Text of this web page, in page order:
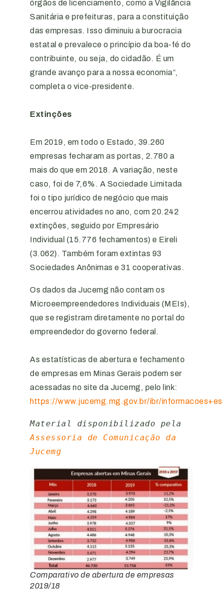
órgãos de licenciamento, como a Vigilância
Sanitária e prefeituras, para a constituição
das empresas. Isso diminuiu a burocracia
estatal e prevalece o princípio da boa-fé do
contribuinte, ou seja, do cidadão. É um
grande avanço para a nossa economia”,
completa o vice-presidente.
Extinções
Em 2019, em todo o Estado, 39.260
empresas fecharam as portas, 2.780 a
mais do que em 2018. A variação, neste
caso, foi de 7,6%. A Sociedade Limitada
foi o tipo jurídico de negócio que mais
encerrou atividades no ano, com 20.242
extinções, seguido por Empresário
Individual (15.776 fechamentos) e Eireli
(3.062). Também foram extintas 93
Sociedades Anônimas e 31 cooperativas.
Os dados da Jucemg não contam os
Microeempreendedores Individuais (MEIs),
que se registram diretamente no portal do
empreendedor do governo federal.
As estatísticas de abertura e fechamento
de empresas em Minas Gerais podem ser
acessadas no site da Jucemg, pelo link:
https://www.jucemg.mg.gov.br/ibr/
Assessoria de Comunicação da
Jucemg
Comparativo de abertura de empresas
2019/18